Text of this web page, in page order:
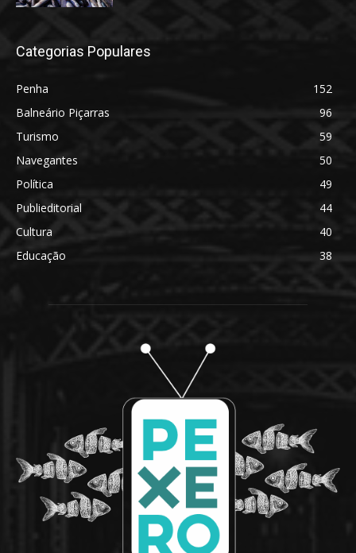
Categorias Populares
Penha
152
Balneário Piçarras
96
Turismo
59
Navegantes
50
Política
49
Publieditorial
44
Cultura
40
Educação
38